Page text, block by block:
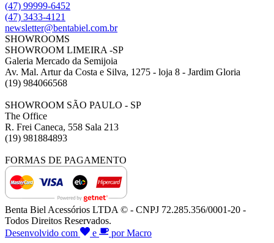
(47) 99999-6452
(47) 3433-4121
newsletter@bentabiel.com.br
SHOWROOMS
SHOWROOM LIMEIRA -SP
Galeria Mercado da Semijoia
Av. Mal. Artur da Costa e Silva, 1275 - loja 8 - Jardim Gloria
(19) 984066568
SHOWROOM SÃO PAULO - SP
The Office
R. Frei Caneca, 558 Sala 213
(19) 981884893
FORMAS DE PAGAMENTO
Benta Biel Acessórios LTDA © - CNPJ 72.285.356/0001-20 -
Todos Direitos Reservados.
Desenvolvido com
e por Macro